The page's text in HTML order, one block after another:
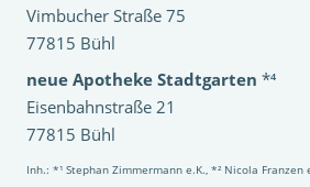
Vimbucher Straße 75
77815 Bühl
neue Apotheke Stadtgarten *⁴
Eisenbahnstraße 21
77815 Bühl
Inh.: *¹ Stephan Zimmermann e.K., *² Nicola Franzen